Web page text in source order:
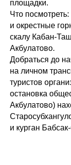
площадки.
Что
и окрестные
скалу Кабан-
Акбулатово.
Добраться до
на личном
туристов
остановка
Акбулатово)
и курган